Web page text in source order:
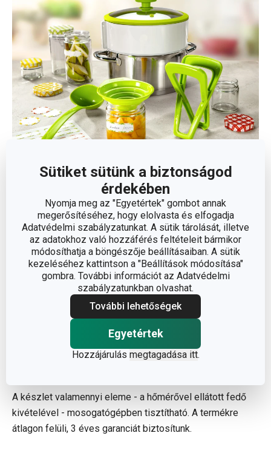
Sütiket sütünk a biztonságod
érdekében
Nyomja meg az "Egyetértek" gombot annak
megerősítéséhez, hogy elolvasta és elfogadja
Adatvédelmi szabályzatunkat. A sütik tárolását, illetve
az adatokhoz való hozzáférés feltételeit bármikor
módosíthatja a böngészője beállításaiban. A sütik
kezeléséhez kattintson a "Beállítások módosítása"
gombra. További információt az Adatvédelmi
szabályzatunkban olvashat.
További lehetőségek
Egyetértek
Hozzájárulás megtagadása itt.
A fedő markolatában egy pontos és ellenálló
rozsdamentes befőző hőmérő található
, mely a fazék
belsejében lévő hőmérsékletet mutatja.
A befőzéshez szükséges optimális hőmérséklet -80-90
- jól láthatóan került megjelölésre egy zöld sávval.
Befőző toldalék hőmérővel ellátott
Felhasznált anyagok: első osztályú, ellenálló műanyag,
hőálló szilikon, a hőmérő ellenálló üvegből és
A készlet valamennyi eleme - a hőmérővel ellátott fedő
kivételével - mosogatógépben tisztítható. A termékre
átlagon felüli, 3 éves garanciát biztosítunk.